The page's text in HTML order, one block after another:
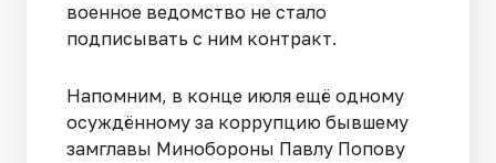
военное ведомство не стало
подписывать с ним контракт.
Напомним, в конце июля ещё одному
осуждённому за коррупцию бывшему
замглавы Минобороны Павлу Попову